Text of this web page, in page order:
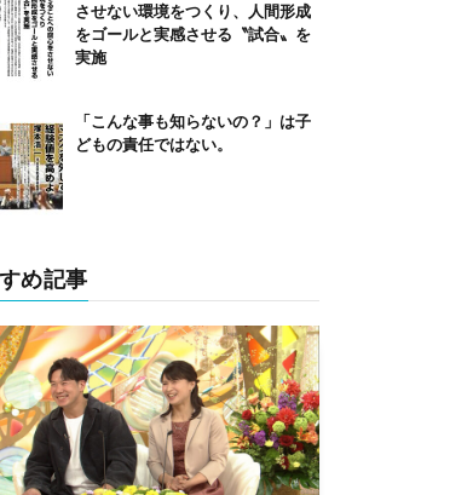
させない環境をつくり、人間形成
をゴールと実感させる〝試合〟を
実施
「こんな事も知らないの？」は子
どもの責任ではない。
め記事